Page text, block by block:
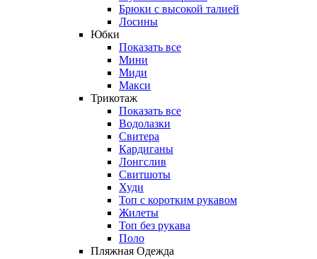
Брюки с высокой талией
Лосины
Юбки
Показать все
Мини
Миди
Макси
Трикотаж
Показать все
Водолазки
Свитера
Кардиганы
Лонгслив
Свитшоты
Худи
Топ с коротким рукавом
Жилеты
Топ без рукава
Поло
Пляжная Одежда